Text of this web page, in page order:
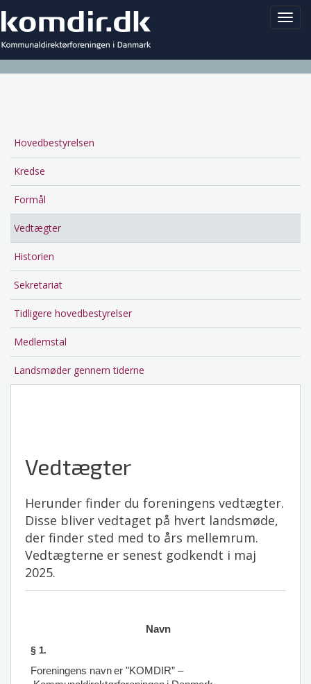
Main
navigation
Hovedbestyrelsen
Kredse
Formål
Vedtægter
Historien
Sekretariat
Tidligere hovedbestyrelser
Medlemstal
Landsmøder gennem tiderne
Vedtægter
Herunder finder du foreningens vedtægter.
Disse bliver vedtaget på hvert landsmøde,
der finder sted med to års mellemrum.
Vedtægterne er senest godkendt i maj
2025.
Navn
§ 1.
Foreningens navn er "KOMDIR” –